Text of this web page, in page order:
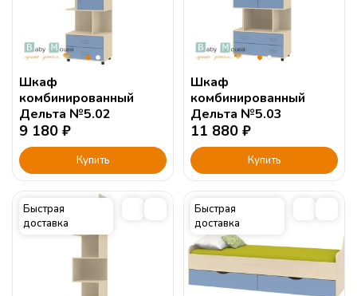
Шкаф
комбинированный
Дельта №5.02
9 180 ₽
Купить
Шкаф
комбинированный
Дельта №5.03
11 880 ₽
Купить
Быстрая
доставка
Быстрая
доставка